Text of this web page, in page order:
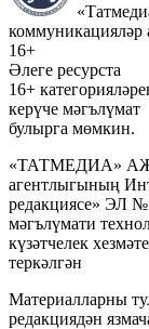
коммуникацияләр
16+
Әлеге ресурста
16+
керүче мәгълүмат
булырга мөмкин.
«ТАТМЕДИА» АҖ
агентлыгының
редакциясе» ЭЛ №
мәгълүмати
күзәтчелек
теркәлгән
Материалларны
редакциядән